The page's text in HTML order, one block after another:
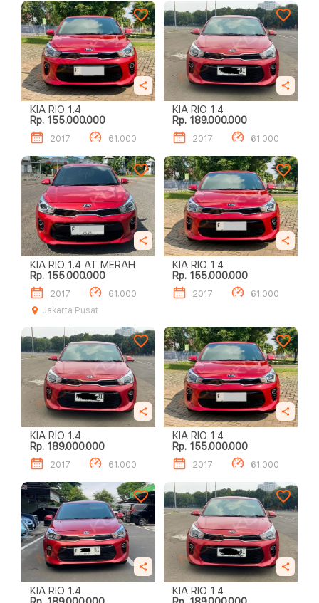
KIA RIO 1.4
Rp. 155.000.000
2017 61.000
KIA RIO 1.4
Rp. 189.000.000
2017 61.000
KIA RIO 1.4 AT MERAH
Rp. 155.000.000
2017
61.000
Jakarta Pusat
KIA RIO 1.4
Rp. 155.000.000
2017 61.000
KIA RIO 1.4
Rp. 189.000.000
2017 61.000
KIA RIO 1.4
Rp. 155.000.000
2017 61.000
KIA RIO 1.4
KIA RIO 1.4